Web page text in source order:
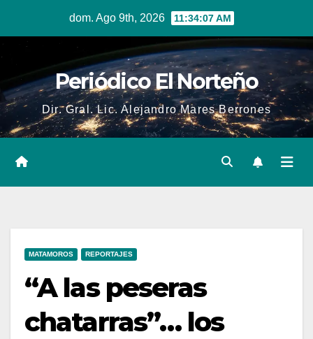
dom. Ago 9th, 2026 11:34:08 AM
Periódico El Norteño
Dir. Gral. Lic. Alejandro Mares Berrones
MATAMOROS REPORTAJES
“A las peseras
chatarras”… los